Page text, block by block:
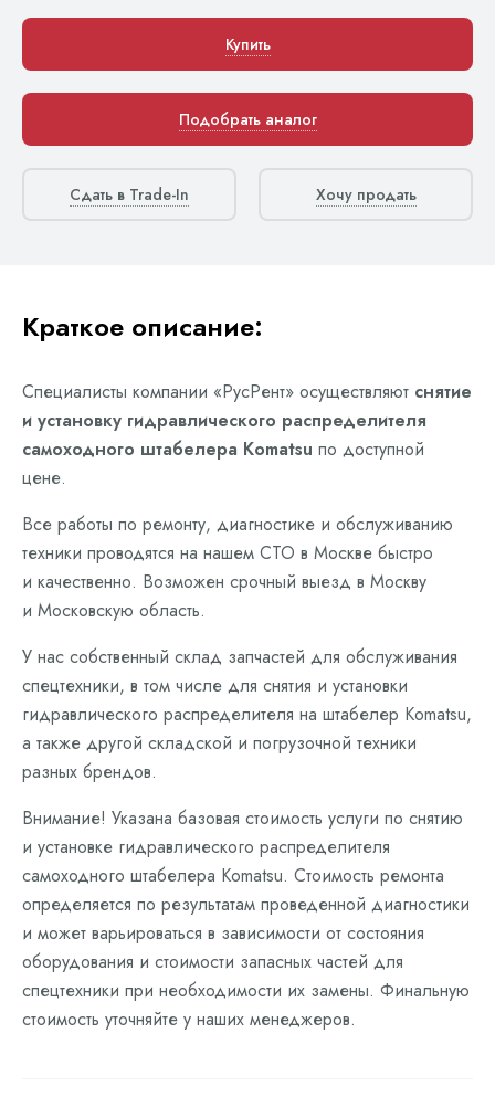
Купить
Подобрать аналог
Сдать в Trade-In Хочу продать
Краткое описание:
Специалисты компании «РусРент» осуществляют снятие
и установку гидравлического распределителя
самоходного штабелера Komatsu по доступной
цене.
Все работы по ремонту, диагностике и обслуживанию
техники проводятся на нашем СТО в Москве быстро
и качественно. Возможен срочный выезд в Москву
и Московскую область.
У нас собственный склад запчастей для обслуживания
спецтехники, в том числе для снятия и установки
гидравлического распределителя на штабелер Komatsu,
а также другой складской и погрузочной техники
разных брендов.
Внимание! Указана базовая стоимость услуги по снятию
и установке гидравлического распределителя
самоходного штабелера Komatsu. Стоимость ремонта
определяется по результатам проведенной диагностики
и может варьироваться в зависимости от состояния
оборудования и стоимости запасных частей для
спецтехники при необходимости их замены. Финальную
стоимость уточняйте у наших менеджеров.